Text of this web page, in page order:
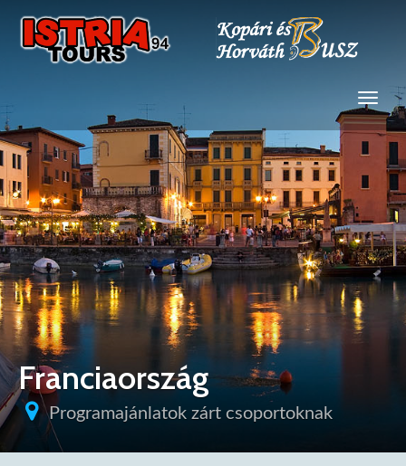
Franciaország
Programajánlatok zárt csoportoknak